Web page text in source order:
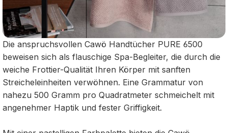
Die anspruchsvollen Cawö Handtücher PURE 6500
beweisen sich als flauschige Spa-Begleiter, die durch die
weiche Frottier-Qualität Ihren Körper mit sanften
Streicheleinheiten verwöhnen. Eine Grammatur von
nahezu 500 Gramm pro Quadratmeter schmeichelt mit
angenehmer Haptik und fester Griffigkeit.